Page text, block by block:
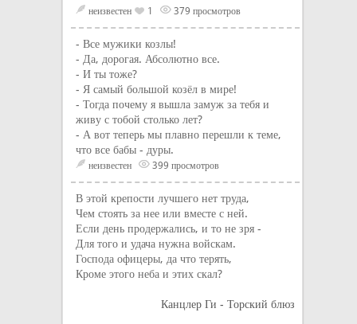
неизвестен 1 379 просмотров
- Все мужики козлы!
- Да, дорогая. Абсолютно все.
- И ты тоже?
- Я самый большой козёл в мире!
- Тогда почему я вышла замуж за тебя и
живу с тобой столько лет?
- А вот теперь мы плавно перешли к теме,
что все бабы - дуры.
неизвестен 399 просмотров
В этой крепости лучшего нет труда,
Чем стоять за нее или вместе с ней.
Если день продержались, и то не зря -
Для того и удача нужна войскам.
Господа офицеры, да что терять,
Кроме этого неба и этих скал?
Канцлер Ги - Торский блюз